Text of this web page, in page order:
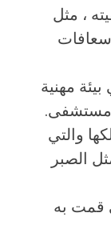
، مثل
مهنية
مستشفى.
والتي
الصبر
قمت به